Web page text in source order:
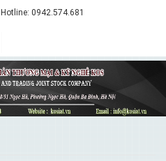
0942.574.681